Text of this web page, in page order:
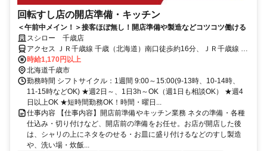
回転すし店の開店準備・キッチン
＜午前中メイン！＞接客ほぼ無し！開店準備や製造などコツコツ働ける
スシロー 千歳店
アクセス ＪＲ千歳線 千歳（北海道）南口徒歩約16分、ＪＲ千歳線 長
都東口徒歩約29分、ＪＲ石勝線 南千歳南口徒歩約52分
時給1,170円以上
北海道千歳市
勤務時間 シフトサイクル：1週間 9:00～15:00(9-13時、10-14時、
11-15時などOK) ★週2日～、1日3h～OK（週1日も相談OK） ★週4
日以上OK ★短時間勤務OK！時間・曜日...
仕事内容 【仕事内容】開店前準備やキッチン業務 ネタの準備・各種
仕込み・切り付けなど、開店前の準備をお任せ。お店が開店した後
は、シャリの上にネタをのせる・お皿に盛り付けるなどのすし製造
や、洗い場・炊飯...